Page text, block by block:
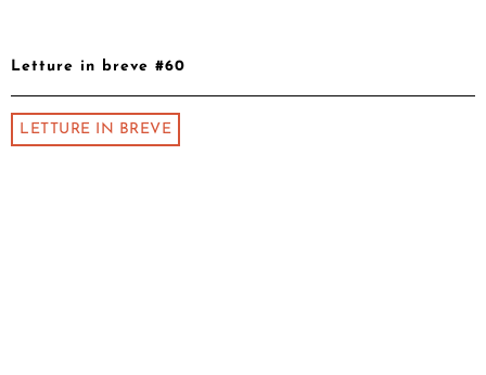
Letture in breve #60
LETTURE IN BREVE